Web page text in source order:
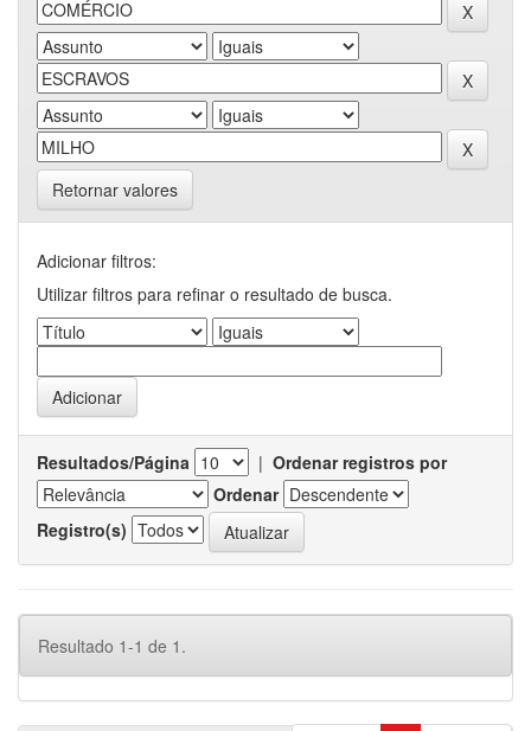
Retornar valores
Adicionar filtros:
Utilizar filtros para refinar o resultado de busca.
Resultados/Página | Ordenar registros por
Ordenar
Registro(s)
Resultado 1-1 de 1.